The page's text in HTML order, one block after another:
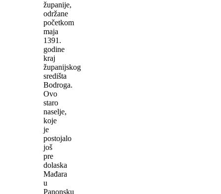
županije,
održane
početkom
maja
1391.
godine
kraj
županijskog
središta
Bodroga.
Ovo
staro
naselje,
koje
je
postojalo
još
pre
dolaska
Mađara
u
Panonsku